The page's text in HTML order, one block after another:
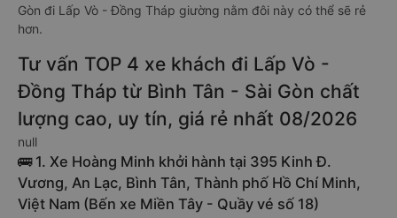
Gòn đi Lấp Vò - Đồng Tháp giường nằm đôi này có thể sẽ rẻ
hơn.
Tư vấn TOP 4 xe khách đi Lấp Vò -
Đồng Tháp từ Bình Tân - Sài Gòn chất
lượng cao, uy tín, giá rẻ nhất 08/2026
null
🚌 1. Xe Hoàng Minh khởi hành tại 395 Kinh Đ.
Vương, An Lạc, Bình Tân, Thành phố Hồ Chí Minh,
Việt Nam (Bến xe Miền Tây - Quầy vé số 18)